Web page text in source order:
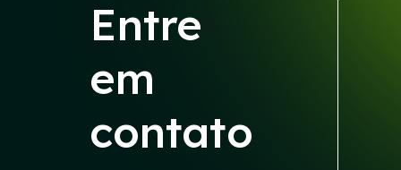
Entre
em
contato